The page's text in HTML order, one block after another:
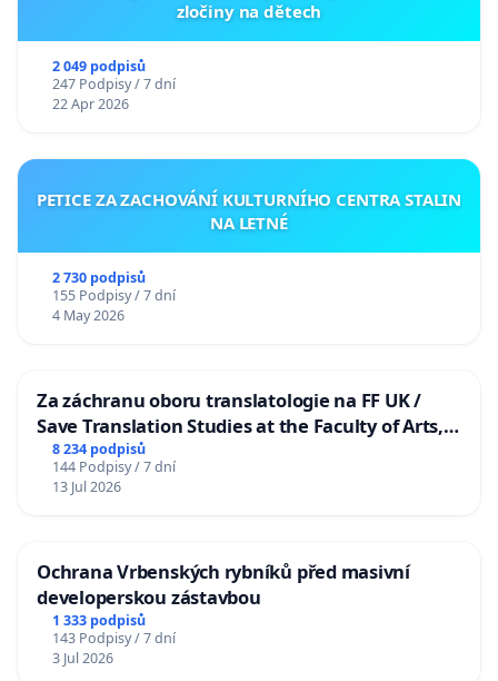
zločiny na dětech
2 049 podpisů
247 Podpisy / 7 dní
22 Apr 2026
PETICE ZA ZACHOVÁNÍ KULTURNÍHO CENTRA STALIN
NA LETNÉ
2 730 podpisů
155 Podpisy / 7 dní
4 May 2026
Za záchranu oboru translatologie na FF UK /
Save Translation Studies at the Faculty of Arts,
Charles University
8 234 podpisů
144 Podpisy / 7 dní
13 Jul 2026
Ochrana Vrbenských rybníků před masivní
developerskou zástavbou
1 333 podpisů
143 Podpisy / 7 dní
3 Jul 2026